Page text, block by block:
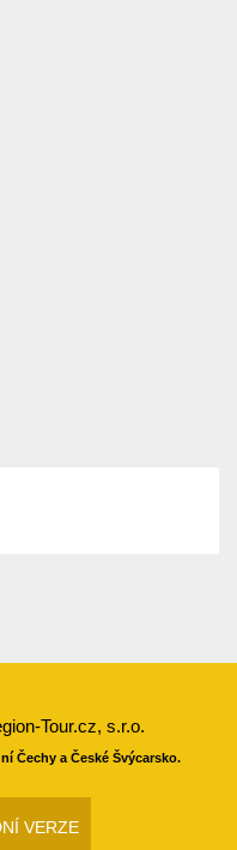
Tour.cz, s.r.o.
Čechy a České Švýcarsko.
VERZE